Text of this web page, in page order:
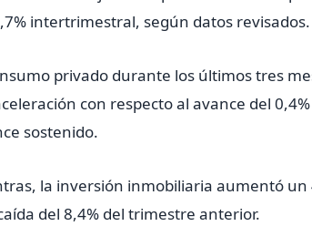
intertrimestral, según datos revisados.
privado durante los últimos tres
con respecto al avance del
sostenido.
la inversión inmobiliaria aumentó
del 8,4% del trimestre anterior.